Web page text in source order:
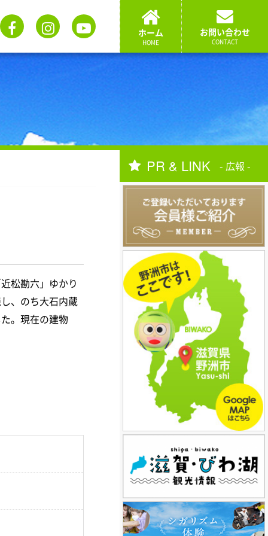
ホーム
HOME
お問い合わせ
CONTACT
松勘六」ゆかり
、のち大石内蔵
。現在の建物
PR & LINK - 広報 -